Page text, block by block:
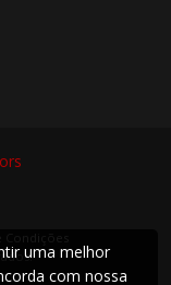
uma melhor
com nossa